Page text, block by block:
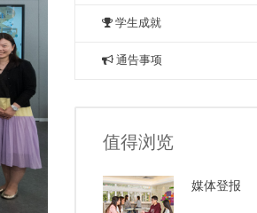
学生成就
通告事项
值得浏览
媒体登报